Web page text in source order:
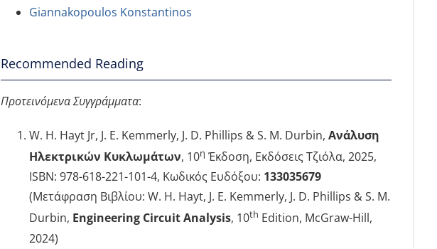
Giannakopoulos Konstantinos
Recommended Reading
Προτεινόμενα Συγγράμματα:
W. H. Hayt Jr, J. E. Kemmerly, J. D. Phillips & S. M. Durbin, Ανάλυση
Ηλεκτρικών Κυκλωμάτων, 10η Έκδοση, Εκδόσεις Τζιόλα, 2025,
ISBN: 978-618-221-101-4, Κωδικός Ευδόξου: 133035679
(Μετάφραση Βιβλίου: W. H. Hayt, J. E. Kemmerly, J. D. Phillips & S. M.
Durbin, Engineering Circuit Analysis, 10th Edition, McGraw-Hill,
2024)